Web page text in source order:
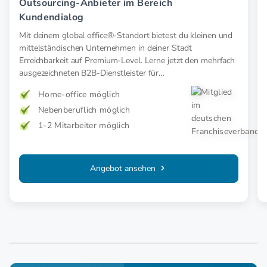
Outsourcing-Anbieter im Bereich
Kundendialog
Mit deinem global office®-Standort bietest du kleinen und
mittelständischen Unternehmen in deiner Stadt
Erreichbarkeit auf Premium-Level. Lerne jetzt den mehrfach
ausgezeichneten B2B-Dienstleister für
Home-office möglich
Nebenberuflich möglich
1-2 Mitarbeiter möglich
Angebot ansehen